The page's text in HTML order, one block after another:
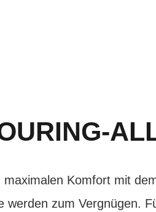
Komfort mit
werden zum Vergnügen.